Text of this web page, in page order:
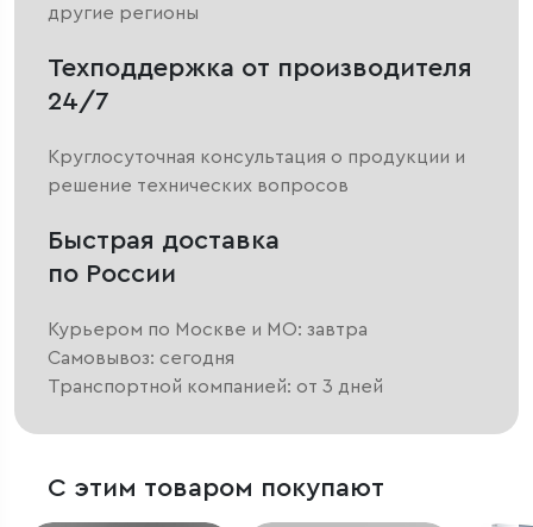
другие регионы
Техподдержка от производителя
24/7
Круглосуточная консультация о продукции и
решение технических вопросов
Быстрая доставка
по России
Курьером по Москве и МО: завтра
Самовывоз: сегодня
Транспортной компанией: от 3 дней
С этим товаром покупают